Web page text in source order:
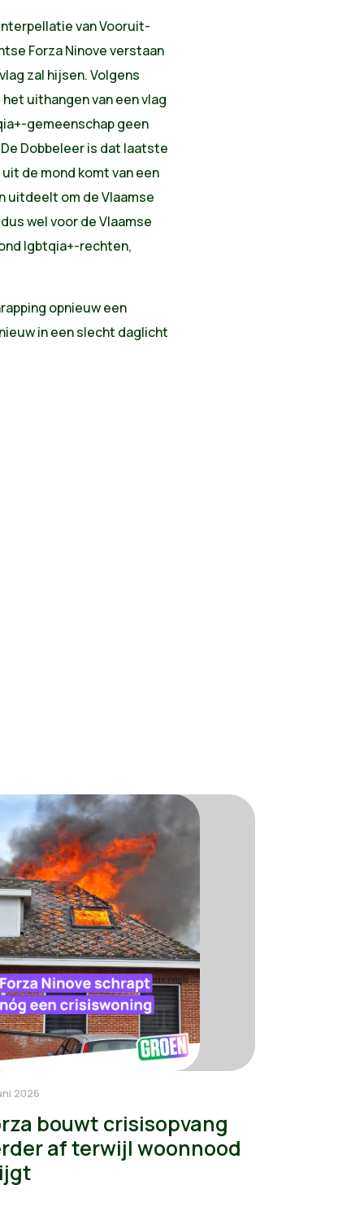
van Vooruit-
Forza Ninove verstaan
zal hijsen.Volgens
uithangen van een vlag
gemeenschap geen
Dobbeleer is dat laatste
de mond komt van een
uitdeelt om de Vlaamse
wel voor de Vlaamse
lgbtqia+-rechten,
opnieuw een
in een slecht daglicht
2026
bouwt crisisopvang
af terwijl woonnood